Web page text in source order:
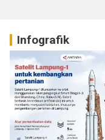
Infografik